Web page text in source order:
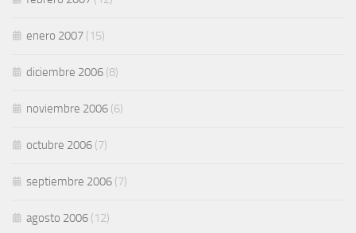
enero 2007 (15)
diciembre 2006 (8)
noviembre 2006 (6)
octubre 2006 (7)
septiembre 2006 (7)
agosto 2006 (12)